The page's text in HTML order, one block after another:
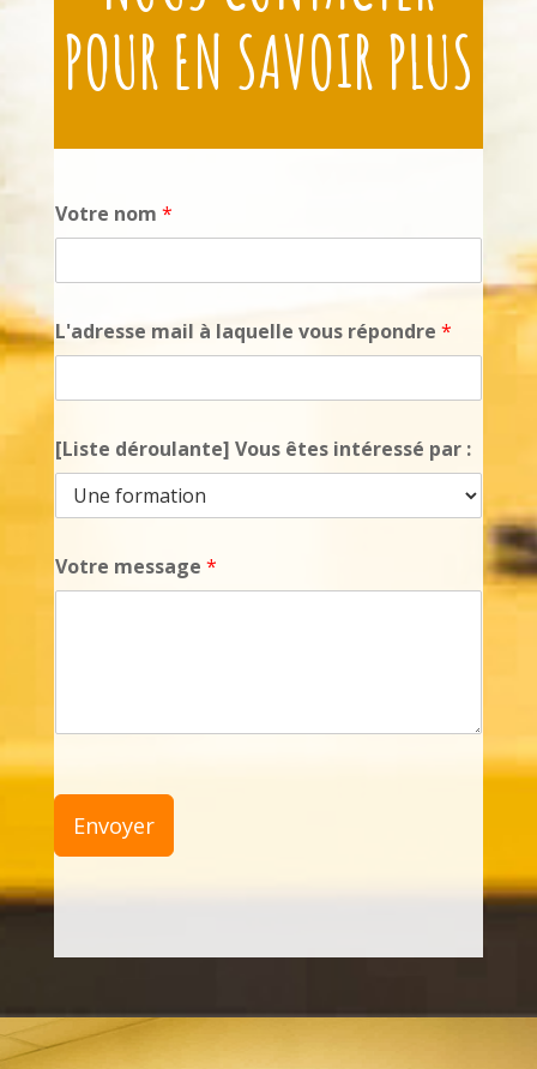
POUR EN SAVOIR PLUS
Votre nom *
L'adresse mail à laquelle vous répondre *
[Liste déroulante] Vous êtes intéressé par :
Votre message *
Envoyer